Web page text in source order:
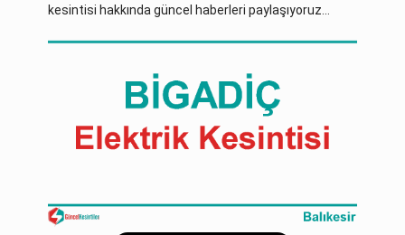
kesintisi hakkında güncel haberleri paylaşıyoruz...